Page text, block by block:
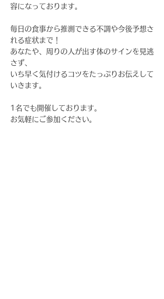
容になっております。
毎日の食事から推測できる不調や今後予想さ
れる症状まで！
あなたや、周りの人が出す体のサインを見逃
さず、
いち早く気付けるコツをたっぷりお伝えして
いきます。
1名でも開催しております。
お気軽にご参加ください。